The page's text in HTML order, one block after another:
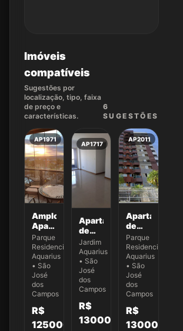
Imóveis
compatíveis
Sugestões por
localização, tipo, faixa
de preço e
características.
6
SUGESTÕES
AP1971
Amplo
Apartamento
no
Aquarius,
SJC |
Venda
Exclusiva!
Parque
Residencial
Aquarius
• São
José
dos
Campos
R$
1250000
AP1717
Apartamento
de
132m²,
04
Dormitórios(01
Suíte)
a
venda
no
Jardim
Aquarius
Jardim
Aquarius
• São
José
dos
Campos
R$
1300000
AP2011
Apartamento
de
132,87
m² no
Ed.
New
York -
Apto
43
Parque
Residencial
Aquarius
• São
José
dos
Campos
R$
1300000